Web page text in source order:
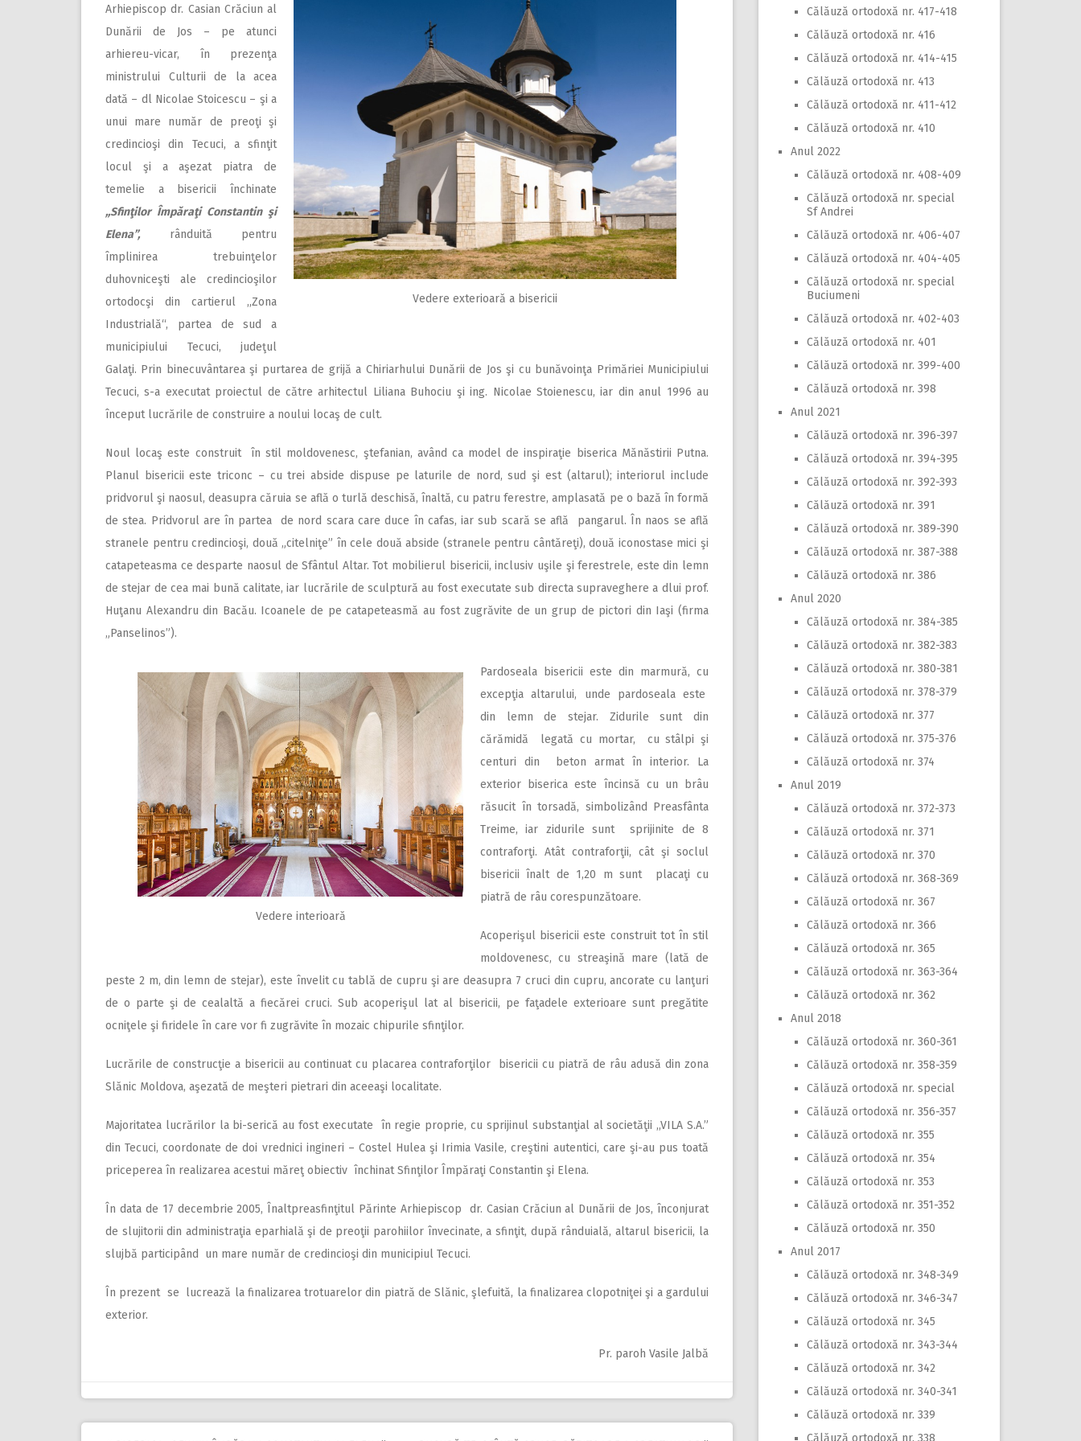
Vedere exterioară a bisericii
Arhiepiscop dr. Casian Crăciun al
Dunării de Jos – pe atunci
arhiereu-vicar, în prezenţa
ministrului Culturii de la acea
dată – dl Nicolae Stoicescu – şi a
unui mare număr de preoţi şi
credincioşi din Tecuci, a sfinţit
locul şi a aşezat piatra de
temelie a bisericii închinate
,,Sfinţilor Împăraţi Constantin şi
Elena”,rânduită pentru
împlinirea trebuinţelor
duhovniceşti ale credincioşilor
ortodocşi din cartierul ,,Zona
Industrială“, partea de sud a
municipiului Tecuci, judeţul
Galaţi. Prin binecuvântarea şi purtarea de grijă a Chiriarhului Dunării de Jos şi cu bunăvoinţa Primăriei Municipiului
Tecuci, s-a executat proiectul de către arhitectul Liliana Buhociu şi ing. Nicolae Stoienescu, iar din anul 1996 au
început lucrările de construire a noului locaş de cult.
Noul locaş este construit în stil moldovenesc, ştefanian, având ca model de inspiraţie biserica Mănăstirii Putna.
Planul bisericii este triconc – cu trei abside dispuse pe laturile de nord, sud şi est (altarul); interiorul include
pridvorul şi naosul, deasupra căruia se află o turlă deschisă, înaltă, cu patru ferestre, amplasată pe o bază în formă
de stea. Pridvorul are în partea de nord scara care duce în cafas, iar sub scară se află pangarul. În naos se află
stranele pentru credincioşi, două „citelniţe” în cele două abside (stranele pentru cântăreţi), două iconostase mici şi
catapeteasma ce desparte naosul de Sfântul Altar. Tot mobilierul bisericii, inclusiv uşile şi ferestrele, este din lemn
de stejar de cea mai bună calitate, iar lucrările de sculptură au fost executate sub directa supraveghere a dlui prof.
Huţanu Alexandru din Bacău. Icoanele de pe catapeteasmă au fost zugrăvite de un grup de pictori din Iaşi (firma
„Panselinos”).
Vedere interioară
Pardoseala bisericii este din marmură, cu
excepţia altarului, unde pardoseala este
din lemn de stejar. Zidurile sunt din
cărămidă legată cu mortar, cu stâlpi şi
centuri din beton armat în interior. La
exterior biserica este încinsă cu un brâu
răsucit în torsadă, simbolizând Preasfânta
Treime, iar zidurile sunt sprijinite de 8
contraforţi. Atât contraforţii, cât şi soclul
bisericii înalt de 1,20 m sunt placaţi cu
piatră de râu corespunzătoare.
Acoperişul bisericii este construit tot în stil
moldovenesc, cu streaşină mare (lată de
peste 2 m, din lemn de stejar), este învelit cu tablă de cupru şi are deasupra 7 cruci din cupru, ancorate cu lanţuri
de o parte şi de cealaltă a fiecărei cruci. Sub acoperişul lat al bisericii, pe faţadele exterioare sunt pregătite
ocniţele şi firidele în care vor fi zugrăvite în mozaic chipurile sfinţilor.
Lucrările de construcţie a bisericii au continuat cu placarea contraforţilor bisericii cu piatră de râu adusă din zona
Slănic Moldova, aşezată de meşteri pietrari din aceeaşi localitate.
Majoritatea lucrărilor la bi-serică au fost executate în regie proprie, cu sprijinul substanţial al societăţii ,,VILA S.A.”
din Tecuci, coordonate de doi vrednici ingineri – Costel Hulea şi Irimia Vasile, creştini autentici, care şi-au pus toată
priceperea în realizarea acestui măreţ obiectiv închinat Sfinţilor Împăraţi Constantin şi Elena.
În data de 17 decembrie 2005, Înaltpreasfinţitul Părinte Arhiepiscop dr. Casian Crăciun al Dunării de Jos, înconjurat
de slujitorii din administraţia eparhială şi de preoţii parohiilor învecinate, a sfinţit, după rânduială, altarul bisericii, la
slujbă participând un mare număr de credincioşi din municipiul Tecuci.
În prezent se lucrează la finalizarea trotuarelor din piatră de Slănic, şlefuită, la finalizarea clopotniţei şi a gardului
exterior.
Pr. paroh Vasile Jalbă
Călăuză ortodoxă nr. 417-418
Călăuză ortodoxă nr. 416
Călăuză ortodoxă nr. 414-415
Călăuză ortodoxă nr. 413
Călăuză ortodoxă nr. 411-412
Călăuză ortodoxă nr. 410
Anul 2022
Călăuză ortodoxă nr. 408-409
Călăuză ortodoxă nr. special
Sf Andrei
Călăuză ortodoxă nr. 406-407
Călăuză ortodoxă nr. 404-405
Călăuză ortodoxă nr. special
Buciumeni
Călăuză ortodoxă nr. 402-403
Călăuză ortodoxă nr. 401
Călăuză ortodoxă nr. 399-400
Călăuză ortodoxă nr. 398
Anul 2021
Călăuză ortodoxă nr. 396-397
Călăuză ortodoxă nr. 394-395
Călăuză ortodoxă nr. 392-393
Călăuză ortodoxă nr. 391
Călăuză ortodoxă nr. 389-390
Călăuză ortodoxă nr. 387-388
Călăuză ortodoxă nr. 386
Anul 2020
Călăuză ortodoxă nr. 384-385
Călăuză ortodoxă nr. 382-383
Călăuză ortodoxă nr. 380-381
Călăuză ortodoxă nr. 378-379
Călăuză ortodoxă nr. 377
Călăuză ortodoxă nr. 375-376
Călăuză ortodoxă nr. 374
Anul 2019
Călăuză ortodoxă nr. 372-373
Călăuză ortodoxă nr. 371
Călăuză ortodoxă nr. 370
Călăuză ortodoxă nr. 368-369
Călăuză ortodoxă nr. 367
Călăuză ortodoxă nr. 366
Călăuză ortodoxă nr. 365
Călăuză ortodoxă nr. 363-364
Călăuză ortodoxă nr. 362
Anul 2018
Călăuză ortodoxă nr. 360-361
Călăuză ortodoxă nr. 358-359
Călăuză ortodoxă nr. special
Călăuză ortodoxă nr. 356-357
Călăuză ortodoxă nr. 355
Călăuză ortodoxă nr. 354
Călăuză ortodoxă nr. 353
Călăuză ortodoxă nr. 351-352
Călăuză ortodoxă nr. 350
Anul 2017
Călăuză ortodoxă nr. 348-349
Călăuză ortodoxă nr. 346-347
Călăuză ortodoxă nr. 345
Călăuză ortodoxă nr. 343-344
Călăuză ortodoxă nr. 342
Călăuză ortodoxă nr. 340-341
Călăuză ortodoxă nr. 339
Călăuză ortodoxă nr. 338